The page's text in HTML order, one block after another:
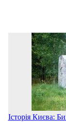
Історія Києва: